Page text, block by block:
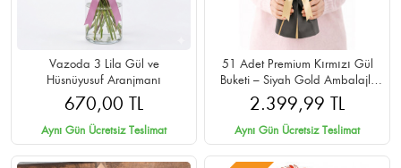
Vazoda 3 Lila Gül ve
Hüsnüyusuf Aranjmanı
670,00 TL
Aynı Gün Ücretsiz Teslimat
51 Adet Premium Kırmızı Gül
Buketi – Siyah Gold Ambalajlı
Cipsolu
2.399,99 TL
Aynı Gün Ücretsiz Teslimat